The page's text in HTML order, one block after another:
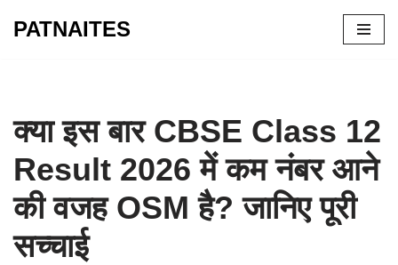
PATNAITES
क्या इस बार CBSE Class 12
Result 2026 में कम नंबर आने
की वजह OSM है? जानिए पूरी
सच्चाई